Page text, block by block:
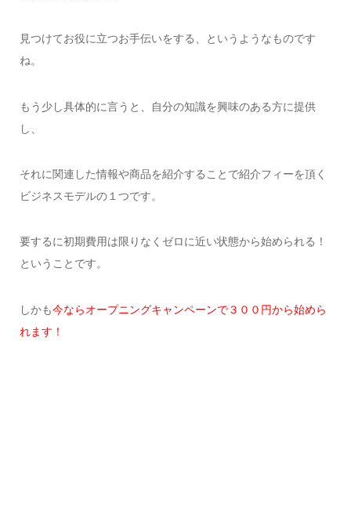
見つけてお役に立つお手伝いをする、というようなものです
ね。
もう少し具体的に言うと、自分の知識を興味のある方に提供
し、
それに関連した情報や商品を紹介することで紹介フィーを頂く
ビジネスモデルの１つです。
要するに初期費用は限りなくゼロに近い状態から始められる！
ということです。
しかも今ならオープニングキャンペーンで３００円から始めら
れます！